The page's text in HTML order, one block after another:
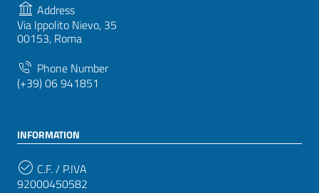
Address
Via Ippolito Nievo, 35
00153, Roma
Phone Number
(+39) 06 941851
INFORMATION
C.F. / P.IVA
92000450582